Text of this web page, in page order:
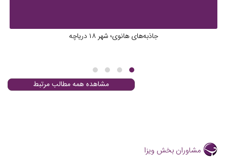
جاذبه‌های هانوی؛ شهر ۱۸ دریاچه
مشاهده همه مطالب مرتبط
مشاوران بخش ویزا